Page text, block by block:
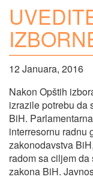
12 Januara, 2016
Nakon Opštih
izrazile potrebu da
BiH.
interresornu radnu
zakonodavstva
radom sa ciljem
zakona BiH.